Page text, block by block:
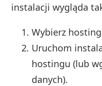
instalacji wygląda
Wybierz
Uruchom
hostingu (lub
danych).